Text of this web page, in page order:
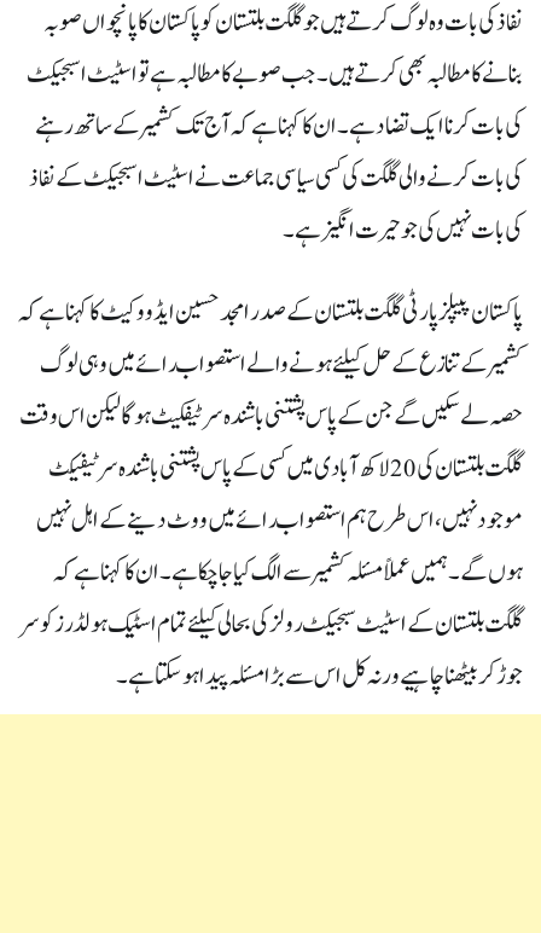
نفاذ کی بات وہ لوگ کرتے ہیں جو گلگت بلتستان کو پاکستان کا پانچواں صوبہ
بنانے کا مطالبہ بھی کرتے ہیں۔جب صوبے کا مطالبہ ہے تو اسٹیٹ اسبجیکٹ
کی بات کرنا ایک تضاد ہے۔ ان کا کہنا ہے کہ آج تک کشمیر کے ساتھ رہنے
کی بات کرنے والی گلگت کی کسی سیاسی جماعت نے اسٹیٹ اسبجیکٹ کے نفاذ
کی بات نہیں کی جو حیرت انگیز ہے۔
پاکستان پیپلز پارٹی گلگت بلتستان کے صدر امجد حسین ایڈووکیٹ کا کہنا ہے کہ
کشمیر کے تنازع کے حل کیلئے ہونے والے استصواب رائے میں وہی لوگ
حصہ لے سکیں گے جن کے پاس پشتنی باشندہ سرٹیفکیٹ ہو گا لیکن اس وقت
گلگت بلتستان کی 20 لاکھ آبادی میں کسی کے پاس پشتنی باشندہ سرٹیفیکٹ
موجود نہیں، اس طرح ہم استصواب رائے میں ووٹ دینے کے اہل نہیں
ہوں گے۔ہمیں عملاًمسئلہ کشمیر سے الگ کیا جا چکا ہے۔ ان کا کہنا ہے کہ
گلگت بلتستان کے اسٹیٹ سبجیکٹ رولز کی بحالی کیلئے تمام اسٹیک ہولڈرز کو سر
جوڑ کر بیٹھنا چاہیے ورنہ کل اس سے بڑا مسئلہ پیدا ہو سکتا ہے۔